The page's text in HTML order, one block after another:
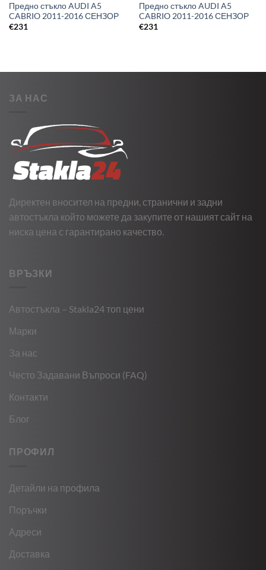
Предно стъкло AUDI A5
CABRIO 2011-2016 СЕНЗОР
€231
Предно стъкло AUDI A5
CABRIO 2011-2016 СЕНЗОР
€231
ЗА НАС
Директен вносител на предни, странични и задни
автостъкла който можете да закупите от нашият сайт на
ниска цена с гарантирано качество.
ВРЪЗКИ
Автостъкла – Stakla24 топ цени
Марки
За нас
Често Задавани Въпроси (FAQ)
Контакти
Блог
ПРОФИЛ
Детайли на профила
Поръчки
Адреси
Доставка